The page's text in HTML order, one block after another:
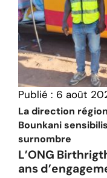
Publié : 6 août
La direction
Bounkani
surnombre
L’ONG
ans